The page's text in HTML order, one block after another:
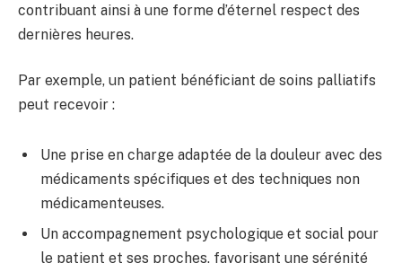
contribuant ainsi à une forme d’éternel respect des
dernières heures.
Par exemple, un patient bénéficiant de soins palliatifs
peut recevoir :
Une prise en charge adaptée de la douleur avec des
médicaments spécifiques et des techniques non
médicamenteuses.
Un accompagnement psychologique et social pour
le patient et ses proches, favorisant une sérénité